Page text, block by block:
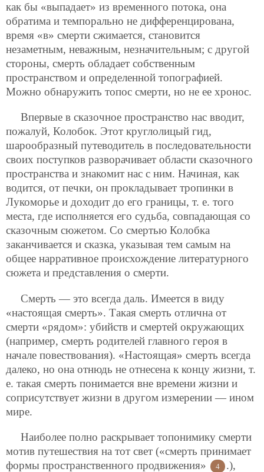
как бы «выпадает» из временного потока, она
обратима и темпорально не дифференцирована,
время «в» смерти сжимается, становится
незаметным, неважным, незначительным; с другой
стороны, смерть обладает собственным
пространством и определенной топографией.
Можно обнаружить топос смерти, но не ее хронос.
Впервые в сказочное пространство нас вводит,
пожалуй, Колобок. Этот круглолицый гид,
шарообразный путеводитель в последовательности
своих поступков разворачивает области сказочного
пространства и знакомит нас с ним. Начиная, как
водится, от печки, он прокладывает тропинки в
Лукоморье и доходит до его границы, т. е. того
места, где исполняется его судьба, совпадающая со
сказочным сюжетом. Со смертью Колобка
заканчивается и сказка, указывая тем самым на
общее нарративное происхождение литературного
сюжета и представления о смерти.
Смерть — это всегда даль. Имеется в виду
«настоящая смерть». Такая смерть отлична от
смерти «рядом»: убийств и смертей окружающих
(например, смерть родителей главного героя в
начале повествования). «Настоящая» смерть всегда
далеко, но она отнюдь не отнесена к концу жизни, т.
е. такая смерть понимается вне времени жизни и
соприсутствует жизни в другом измерении — ином
мире.
Наиболее полно раскрывает топонимику смерти
мотив путешествия на тот свет («смерть принимает
формы пространственного продвижения»
4
.),